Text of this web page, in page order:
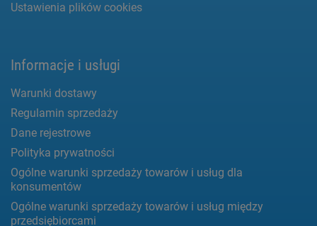
Ustawienia plików cookies
Informacje i usługi
Warunki dostawy
Regulamin sprzedaży
Dane rejestrowe
Polityka prywatności
Ogólne warunki sprzedaży towarów i usług dla
konsumentów
Ogólne warunki sprzedaży towarów i usług między
przedsiębiorcami